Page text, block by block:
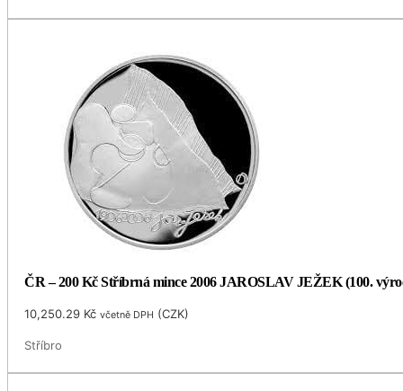
ČR – 200 Kč Stříbrná mince 2006 JAROSLAV JEŽEK (100.
10,250.29 Kč včetně DPH (CZK)
Stříbro